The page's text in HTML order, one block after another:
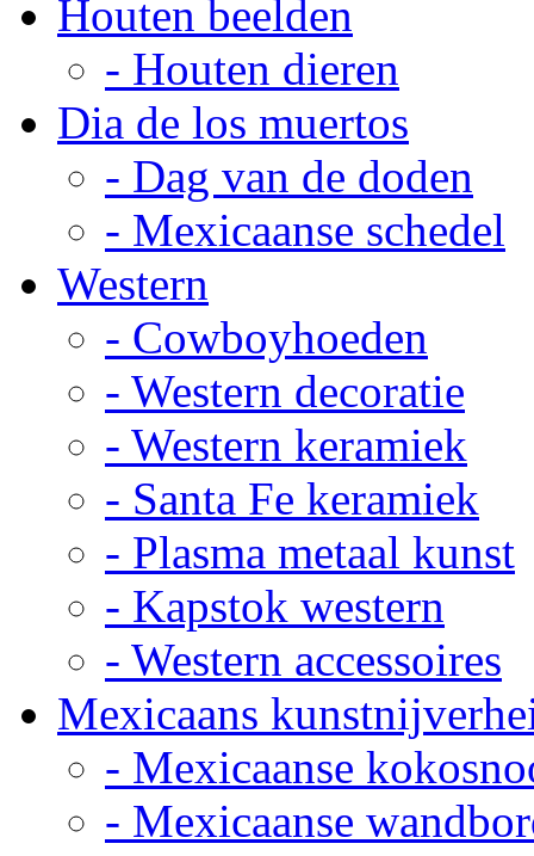
Houten beelden
- Houten dieren
Dia de los muertos
- Dag van de doden
- Mexicaanse schedel
Western
- Cowboyhoeden
- Western decoratie
- Western keramiek
- Santa Fe keramiek
- Plasma metaal kunst
- Kapstok western
- Western accessoires
Mexicaans
- Mexicaanse
- Mexicaanse